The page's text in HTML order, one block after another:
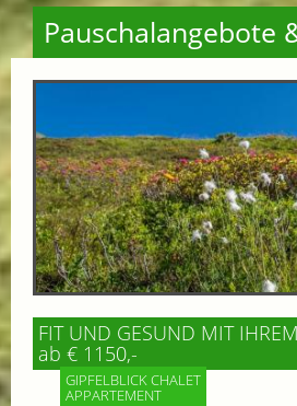
Pauschalangebote
FIT UND GESUND MIT
ab € 1150,-
GIPFELBLICK CHALET
APPARTEMENT